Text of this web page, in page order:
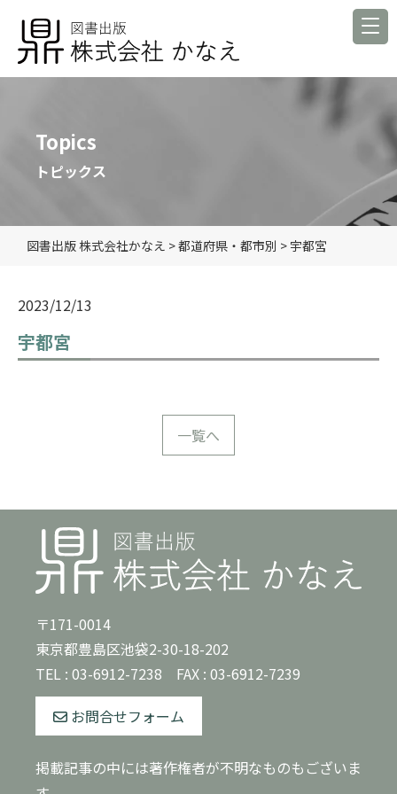
Topics
トピックス
図書出版 株式会社かなえ >都道府県・都市別 > 宇都宮
2023/12/13
宇都宮
一覧へ
〒171-0014
東京都豊島区池袋2-30-18-202
TEL : 03-6912-7238 FAX : 03-6912-7239
お問合せフォーム
掲載記事の中には著作権者が不明なものもございま